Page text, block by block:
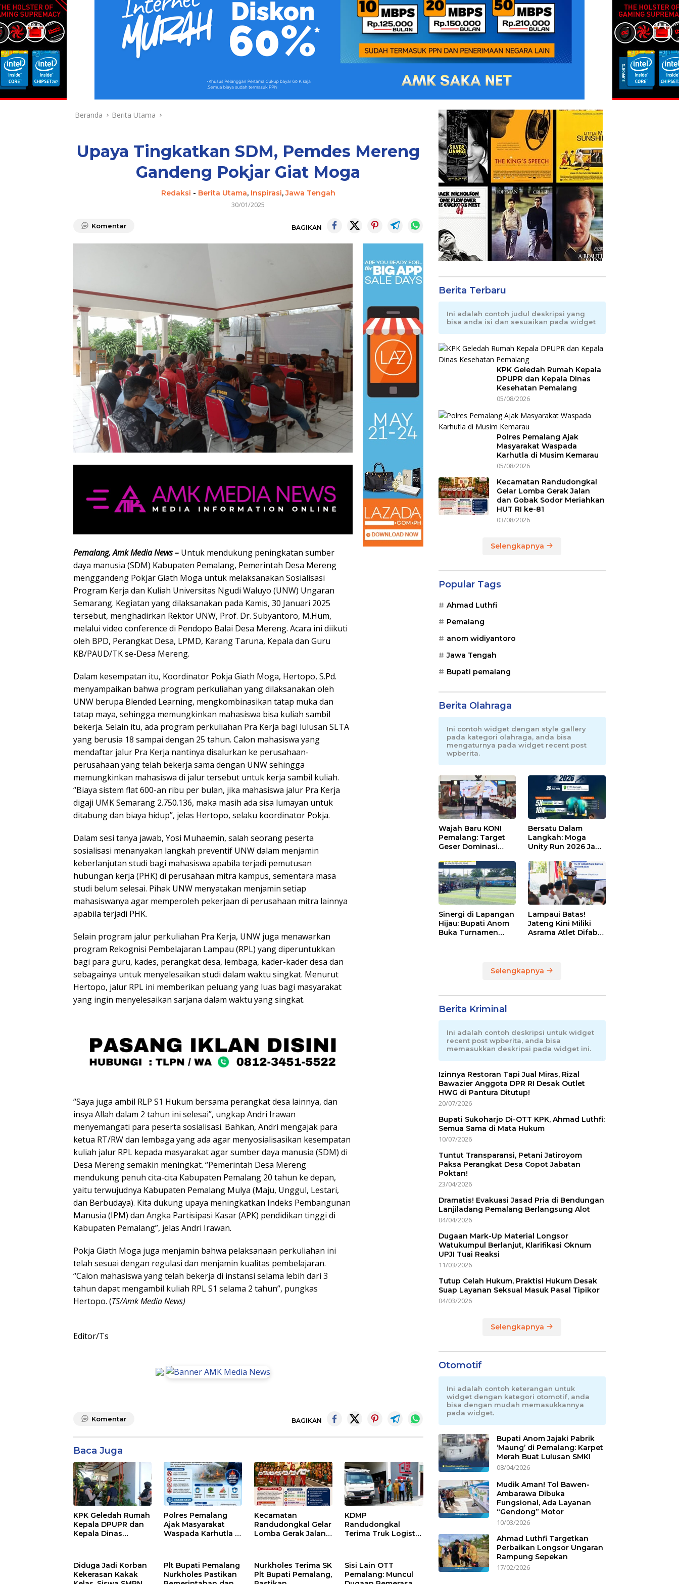
Beranda Berita Utama
Upaya Tingkatkan SDM, Pemdes Mereng
Gandeng Pokjar Giat Moga
Redaksi - Berita Utama, Inspirasi,Jawa Tengah
30/01/2025
Komentar BAGIKAN
Pemalang, Amk Media News – Untuk mendukung peningkatan sumber
daya manusia (SDM) Kabupaten Pemalang, Pemerintah Desa Mereng
menggandeng Pokjar Giath Moga untuk melaksanakan Sosialisasi
Program Kerja dan Kuliah Universitas Ngudi Waluyo (UNW) Ungaran
Semarang. Kegiatan yang dilaksanakan pada Kamis, 30 Januari 2025
tersebut, menghadirkan Rektor UNW, Prof. Dr. Subyantoro, M.Hum,
melalui video conference di Pendopo Balai Desa Mereng. Acara ini diikuti
oleh BPD, Perangkat Desa, LPMD, Karang Taruna, Kepala dan Guru
KB/PAUD/TK se-Desa Mereng.
Dalam kesempatan itu, Koordinator Pokja Giath Moga, Hertopo, S.Pd.
menyampaikan bahwa program perkuliahan yang dilaksanakan oleh
UNW berupa Blended Learning, mengkombinasikan tatap muka dan
tatap maya, sehingga memungkinkan mahasiswa bisa kuliah sambil
bekerja. Selain itu, ada program perkuliahan Pra Kerja bagi lulusan SLTA
yang berusia 18 sampai dengan 25 tahun. Calon mahasiswa yang
mendaftar jalur Pra Kerja nantinya disalurkan ke perusahaan-
perusahaan yang telah bekerja sama dengan UNW sehingga
memungkinkan mahasiswa di jalur tersebut untuk kerja sambil kuliah.
“Biaya sistem flat 600-an ribu per bulan, jika mahasiswa jalur Pra Kerja
digaji UMK Semarang 2.750.136, maka masih ada sisa lumayan untuk
ditabung dan biaya hidup”, jelas Hertopo, selaku koordinator Pokja.
Dalam sesi tanya jawab, Yosi Muhaemin, salah seorang peserta
sosialisasi menanyakan langkah preventif UNW dalam menjamin
keberlanjutan studi bagi mahasiswa apabila terjadi pemutusan
hubungan kerja (PHK) di perusahaan mitra kampus, sementara masa
studi belum selesai. Pihak UNW menyatakan menjamin setiap
mahasiswanya agar memperoleh pekerjaan di perusahaan mitra lainnya
apabila terjadi PHK.
Selain program jalur perkuliahan Pra Kerja, UNW juga menawarkan
program Rekognisi Pembelajaran Lampau (RPL) yang diperuntukkan
bagi para guru, kades, perangkat desa, lembaga, kader-kader desa dan
sebagainya untuk menyelesaikan studi dalam waktu singkat. Menurut
Hertopo, jalur RPL ini memberikan peluang yang luas bagi masyarakat
yang ingin menyelesaikan sarjana dalam waktu yang singkat.
“Saya juga ambil RLP S1 Hukum bersama perangkat desa lainnya, dan
insya Allah dalam 2 tahun ini selesai”, ungkap Andri Irawan
menyemangati para peserta sosialisasi. Bahkan, Andri mengajak para
ketua RT/RW dan lembaga yang ada agar menyosialisasikan kesempatan
kuliah jalur RPL kepada masyarakat agar sumber daya manusia (SDM) di
Desa Mereng semakin meningkat. “Pemerintah Desa Mereng
mendukung penuh cita-cita Kabupaten Pemalang 20 tahun ke depan,
yaitu terwujudnya Kabupaten Pemalang Mulya (Maju, Unggul, Lestari,
dan Berbudaya). Kita dukung upaya meningkatkan Indeks Pembangunan
Manusia (IPM) dan Angka Partisipasi Kasar (APK) pendidikan tinggi di
Kabupaten Pemalang”, jelas Andri Irawan.
Pokja Giath Moga juga menjamin bahwa pelaksanaan perkuliahan ini
telah sesuai dengan regulasi dan menjamin kualitas pembelajaran.
“Calon mahasiswa yang telah bekerja di instansi selama lebih dari 3
tahun dapat mengambil kuliah RPL S1 selama 2 tahun”, pungkas
Hertopo. (TS/Amk Media News)
Editor/Ts
Komentar BAGIKAN
Baca Juga
KPK Geledah Rumah
Kepala DPUPR dan
Kepala Dinas
Polres Pemalang
Ajak Masyarakat
Waspada Karhutla di
Kecamatan
Randudongkal Gelar
Lomba Gerak Jalan
ke-81
KDMP
Randudongkal
Terima Truk Logistik
untuk Perkuat
Distribusi Desa
Diduga Jadi Korban
Kekerasan Kakak
Plt Bupati Pemalang
Nurkholes Pastikan
Nurkholes Terima SK
Plt Bupati Pemalang,
Sisi Lain OTT
Pemalang: Muncul
Berita Terbaru
Ini adalah contoh judul deskripsi yang
bisa anda isi dan sesuaikan pada widget
KPK Geledah Rumah Kepala
DPUPR dan Kepala Dinas
Kesehatan Pemalang
05/08/2026
Polres Pemalang Ajak
Masyarakat Waspada
Karhutla di Musim Kemarau
05/08/2026
Kecamatan Randudongkal
Gelar Lomba Gerak Jalan
dan Gobak Sodor Meriahkan
HUT RI ke-81
03/08/2026
Selengkapnya
Popular Tags
Ahmad Luthfi
Pemalang
anom widiyantoro
Jawa Tengah
Bupati pemalang
Berita Olahraga
Ini contoh widget dengan style gallery
pada kategori olahraga, anda bisa
mengaturnya pada widget recent post
wpberita.
Wajah Baru KONI
Pemalang: Target
Geser Dominasi
Bersatu Dalam
Langkah: Moga
Unity Run 2026 Jadi
Olahraga Pemalang
Sinergi di Lapangan
Hijau: Bupati Anom
Buka Turnamen
Lampaui Batas!
Jateng Kini Miliki
Asrama Atlet Difabel
Selengkapnya
Berita Kriminal
Ini adalah contoh deskripsi untuk widget
recent post wpberita, anda bisa
memasukkan deskripsi pada widget ini.
Izinnya Restoran Tapi Jual Miras, Rizal
Bawazier Anggota DPR RI Desak Outlet
HWG di Pantura Ditutup!
20/07/2026
Bupati Sukoharjo Di-OTT KPK, Ahmad Luthfi:
Semua Sama di Mata Hukum
10/07/2026
Tuntut Transparansi, Petani Jatiroyom
Paksa Perangkat Desa Copot Jabatan
Poktan!
23/04/2026
Dramatis! Evakuasi Jasad Pria di Bendungan
Lanjiladang Pemalang Berlangsung Alot
04/04/2026
Dugaan Mark-Up Material Longsor
Watukumpul Berlanjut, Klarifikasi Oknum
UPJI Tuai Reaksi
11/03/2026
Tutup Celah Hukum, Praktisi Hukum Desak
Suap Layanan Seksual Masuk Pasal Tipikor
04/03/2026
Selengkapnya
Otomotif
Ini adalah contoh keterangan untuk
widget dengan kategori otomotif, anda
bisa dengan mudah memasukkannya
pada widget.
Bupati Anom Jajaki Pabrik
‘Maung’ di Pemalang: Karpet
Merah Buat Lulusan SMK!
08/04/2026
Mudik Aman! Tol Bawen-
Ambarawa Dibuka
Fungsional, Ada Layanan
“Gendong” Motor
10/03/2026
Ahmad Luthfi Targetkan
Perbaikan Longsor Ungaran
Rampung Sepekan
17/02/2026